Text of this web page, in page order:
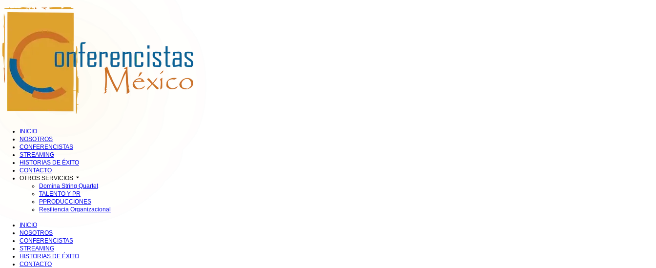
INICIO
NOSOTROS
CONFERENCISTAS
STREAMING
HISTORIAS DE ÉXITO
CONTACTO
OTROS SERVICIOS
Domina String Quartet
TALENTO Y PR
PPRODUCCIONES
Resiliencia Organizacional
INICIO
NOSOTROS
CONFERENCISTAS
STREAMING
HISTORIAS DE ÉXITO
CONTACTO